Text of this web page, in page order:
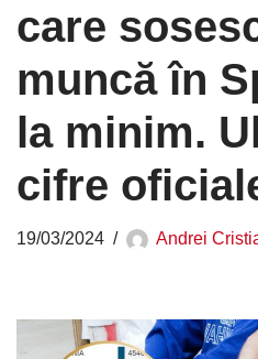
care
muncă în
la minim.
cifre
19/03/2024 Andrei